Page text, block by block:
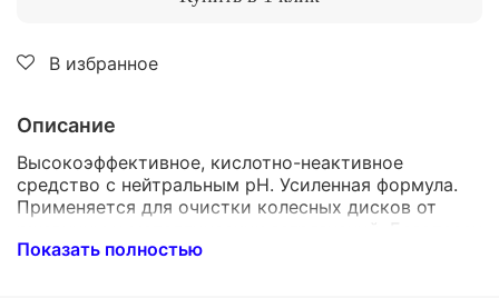
В избранное
Описание
Высокоэффективное, кислотно-неактивное
средство с нейтральным рН. Усиленная формула.
Применяется для очистки колесных дисков от
для всех типов дисков. Также является
Показать полностью